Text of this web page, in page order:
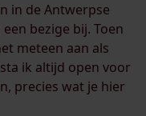
in de Antwerpse
bezige bij. Toen
meteen aan als
ik altijd open voor
precies wat je hier